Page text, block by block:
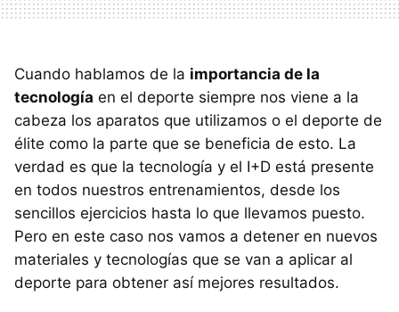
Cuando hablamos de la importancia de la
tecnología en el deporte siempre nos viene a la
cabeza los aparatos que utilizamos o el deporte de
élite como la parte que se beneficia de esto. La
verdad es que la tecnología y el I+D está presente
en todos nuestros entrenamientos, desde los
sencillos ejercicios hasta lo que llevamos puesto.
Pero en este caso nos vamos a detener en nuevos
materiales y tecnologías que se van a aplicar al
deporte para obtener así mejores resultados.